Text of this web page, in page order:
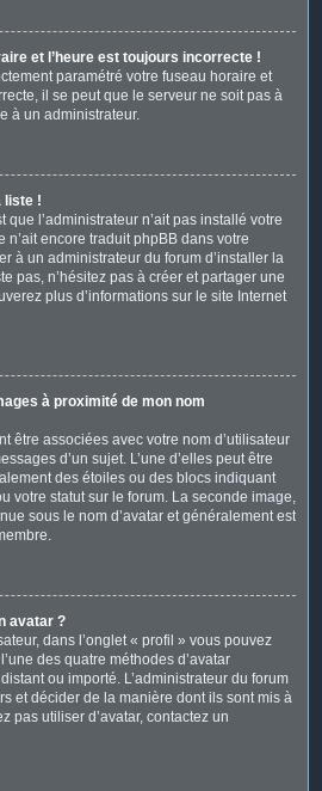
et l’heure est toujours incorrecte !
paramétré votre fuseau horaire et
il se peut que le serveur ne soit pas à
à un administrateur.
liste !
l’administrateur n’ait pas installé votre
n’ait encore traduit phpBB dans votre
à un administrateur du forum d’installer la
pas, n’hésitez pas à créer et partager une
plus d’informations sur le site Internet
à proximité de mon nom
être associées avec votre nom d’utilisateur
d’un sujet. L’une d’elles peut être
des étoiles ou des blocs indiquant
votre statut sur le forum. La seconde image,
sous le nom d’avatar et généralement est
avatar ?
dans l’onglet « profil » vous pouvez
des quatre méthodes d’avatar
ou importé. L’administrateur du forum
et décider de la manière dont ils sont mis à
pas utiliser d’avatar, contactez un